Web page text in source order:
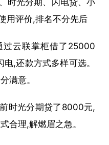
用评价,排名不分先后
过云联掌柜借了25000
,还款方式多样可选。
满意。
前时光分期贷了8000元,
合理,解燃眉之急。